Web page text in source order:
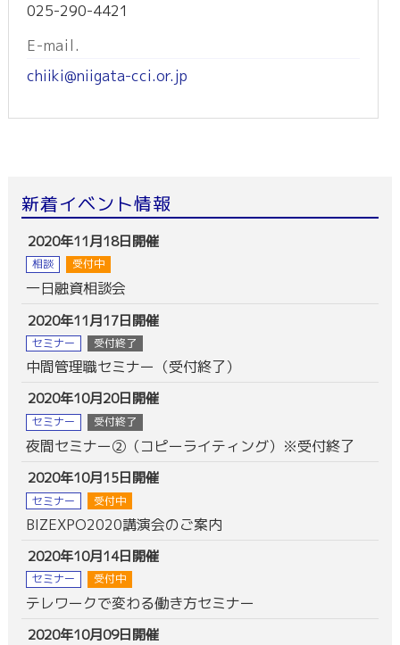
025-290-4421
E-mail.
chiiki@niigata-cci.or.jp
新着イベント情報
2020年11月18日開催
相談 受付中
一日融資相談会
2020年11月17日開催
セミナー 受付終了
中間管理職セミナー（受付終了）
2020年10月20日開催
セミナー 受付終了
夜間セミナー②（コピーライティング）※受付終了
2020年10月15日開催
セミナー 受付中
BIZEXPO2020講演会のご案内
2020年10月14日開催
セミナー 受付中
テレワークで変わる働き方セミナー
2020年10月09日開催